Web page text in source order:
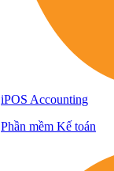
iPOS Accounting
Phần mềm Kế toán